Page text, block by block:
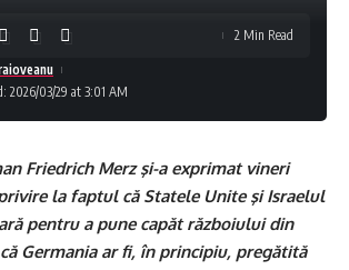
2026/03/29 at 3:01 AM
2 Min Read
Friedrich Merz şi-a exprimat vineri
la faptul că Statele Unite şi Israelul
pentru a pune capăt războiului din
Germania ar fi, în principiu, pregătită